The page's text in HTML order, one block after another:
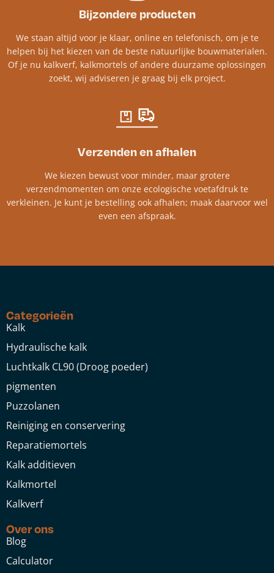
Bijzondere producten
We staan altijd voor je klaar, online en telefonisch, om je te
helpen bij het kiezen van de beste natuurlijke bouwmaterialen.
Of je nu kalkverf, kalkmortels of andere duurzame oplossingen
zoekt, wij adviseren je graag bij elk project.​
Verzenden en afhalen
We kiezen bewust voor minder, maar grotere
verzendmomenten om onze ecologische voetafdruk te
verkleinen. Je kunt je bestelling ook afhalen; maak daarvoor wel
even een afspraak.
Categorieën
Kalk
Hydraulische kalk
Luchtkalk CL90 (Droog poeder)
pigmenten
Puzzolanen
Reiniging en conservering
Reparatiemortels
Kalk additieven
Kalkmortel
Kalkverf
Over ons
Blog
Calculator